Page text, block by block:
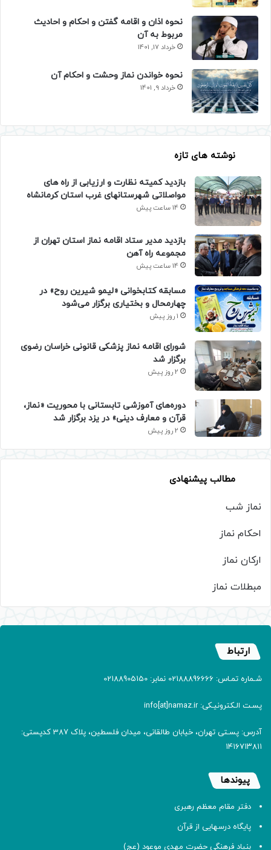
نحوه اذان و اقامه گفتن و احکام و احادیث
مربوط به آن
خرداد 17, 1401
نحوه خواندن نماز وحشت و احکام آن
خرداد 9, 1401
نوشته های تازه
بازدید کمیته نظارت و ارزیابی از راه های
مواصلاتی شهرستانهای غرب استان کرمانشاه
14 ساعت پیش
بازدید مدیر ستاد اقامه نماز استان تهران از
مجموعه راه آهن
14 ساعت پیش
مسابقه کتابخوانی «لیمو شیرین روح» در
چهارمحال و بختیاری برگزار می‌شود
1 روز پیش
شورای اقامه نماز پزشکی قانونی خراسان رضوی
برگزار شد
2 روز پیش
دوره‌های آموزشی تابستانی با محوریت «نماز،
قرآن و معارف دینی» در یزد برگزار شد
2 روز پیش
مطالب پیشنهادی
نماز شب
احکام نماز
ارکان نماز
مبطلات نماز
ارتباط
شـماره تمـاس: 02188896666 نمابر: 02188905150
پسـت الـکترونیـکی: info[at]namaz.ir
آدرس: پسـتی تهران، خیابان طالقانی، میدان فلسطین، پلاک 387 کدپستی:
۱۴۱۶۷۱۳۸۱۱
پیوندها
دفتر مقام معظم رهبری
پایگاه درسهایی از قرآن
بنیاد فرهنگی حضرت مهدی موعود (عج)